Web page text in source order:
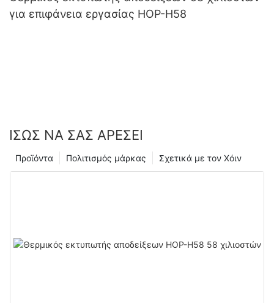
για επιφάνεια εργασίας HOP-H58
ΊΣΩΣ ΝΑ ΣΑΣ ΑΡΈΣΕΙ
Σχετικά με τον Χόιν
Πολιτισμός μάρκας
Προϊόντα